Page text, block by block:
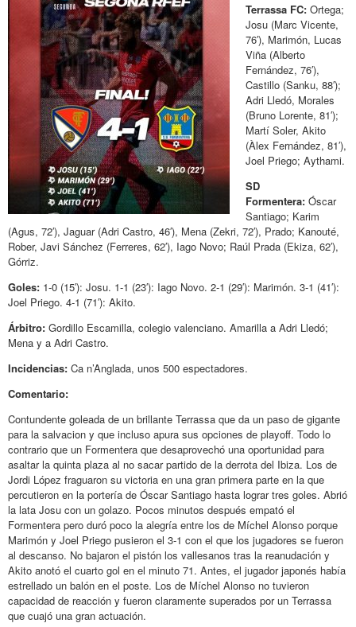
Terrassa FC: Ortega;
Josu (Marc Vicente,
76′), Marimón, Lucas
Viña (Alberto
Fernández, 76′),
Castillo (Sanku, 88′);
Adri Lledó, Morales
(Bruno Lorente, 81′);
Martí Soler, Akito
(Àlex Fernández, 81′),
Joel Priego; Aythami.
SD
Formentera: Óscar
Santiago; Karim
(Agus, 72′), Jaguar (Adri Castro, 46′), Mena (Zekri, 72′), Prado; Kanouté,
Rober, Javi Sánchez (Ferreres, 62′), Iago Novo; Raúl Prada (Ekiza, 62′),
Górriz.
Goles: 1-0 (15′): Josu. 1-1 (23′): Iago Novo. 2-1 (29′): Marimón. 3-1 (41′):
Joel Priego. 4-1 (71′): Akito.
Árbitro: Gordillo Escamilla, colegio valenciano. Amarilla a Adri Lledó;
Mena y a Adri Castro.
Incidencias: Ca n’Anglada, unos 500 espectadores.
Comentario:
Contundente goleada de un brillante Terrassa que da un paso de gigante
para la salvacion y que incluso apura sus opciones de playoff. Todo lo
contrario que un Formentera que desaprovechó una oportunidad para
asaltar la quinta plaza al no sacar partido de la derrota del Ibiza. Los de
Jordi López fraguaron su victoria en una gran primera parte en la que
percutieron en la portería de Óscar Santiago hasta lograr tres goles. Abrió
la lata Josu con un golazo. Pocos minutos después empató el
Formentera pero duró poco la alegría entre los de Míchel Alonso porque
Marimón y Joel Priego pusieron el 3-1 con el que los jugadores se fueron
al descanso. No bajaron el pistón los vallesanos tras la reanudación y
Akito anotó el cuarto gol en el minuto 71. Antes, el jugador japonés había
estrellado un balón en el poste. Los de Míchel Alonso no tuvieron
capacidad de reacción y fueron claramente superados por un Terrassa
que cuajó una gran actuación.